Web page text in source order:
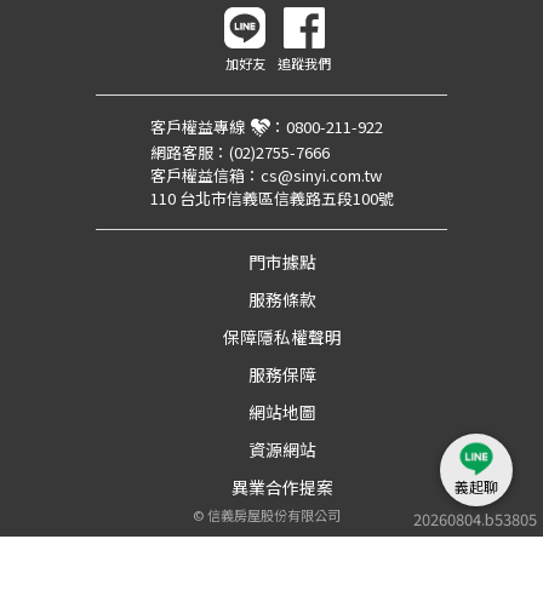
20260804.b53805
加好友 追蹤我們
客戶權益專線 ： 0800-211-922
網路客服： (02)2755-7666
客戶權益信箱： cs@sinyi.com.tw
110 台北市信義區信義路五段100號
門市據點
服務條款
保障隱私權聲明
服務保障
網站地圖
資源網站
異業合作提案
©信義房屋股份有限公司
義起聊